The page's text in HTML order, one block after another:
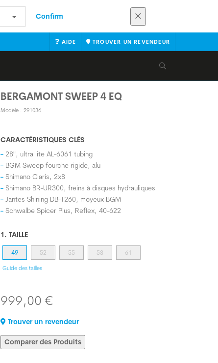
Confirm
AIDE TROUVER UN REVENDEUR
BERGAMONT SWEEP 4 EQ
Modèle : 291036
CARACTÉRISTIQUES CLÉS
28", ultra lite AL-6061 tubing
BGM Sweep fourche rigide, alu
Shimano Claris, 2x8
Shimano BR-UR300, freins à disques hydrauliques
Jantes Shining DB-T260, moyeux BGM
Schwalbe Spicer Plus, Reflex, 40-622
1. TAILLE
49 52 55 58 61
Guide des tailles
999,00 €
Trouver un revendeur
Comparer des Produits